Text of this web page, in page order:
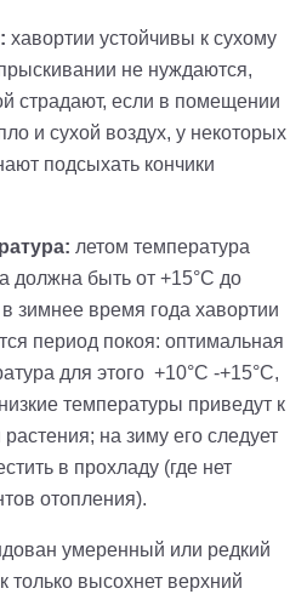
хавортии устойчивы к сухому
не нуждаются,
страдают, если в помещении
и сухой воздух, у некоторых
подсыхать кончики
летом температура
должна быть от +15°C до
в зимнее время года хавортии
период покоя: оптимальная
для этого +10°C -+15°C,
температуры приведут к
растения; на зиму его следует
в прохладу (где нет
отопления).
умеренный или редкий
только высохнет верхний